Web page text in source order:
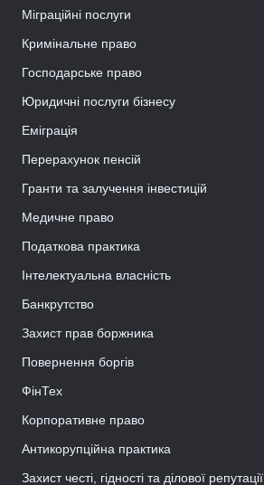
Міграційні послуги
Кримінальне право
Господарське право
Юридичні послуги бізнесу
Еміграція
Перерахунок пенсій
Гранти та залучення інвестицій
Медичне право
Податкова практика
Інтелектуальна власність
Банкрутство
Захист прав боржника
Повернення боргів
ФінТех
Корпоративне право
Антикорупційна практика
Захист честі, гідності та ділової репутації